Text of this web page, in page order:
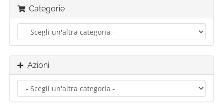
Categorie
Azioni